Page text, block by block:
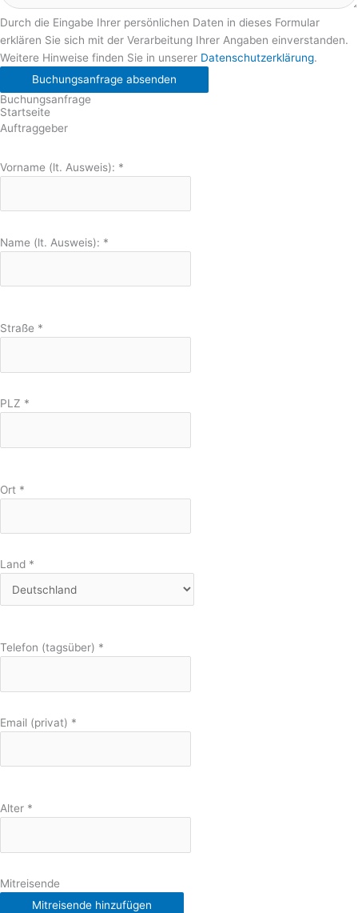
Durch die Eingabe Ihrer persönlichen Daten in dieses Formular
erklären Sie sich mit der Verarbeitung Ihrer Angaben einverstanden.
Weitere Hinweise finden Sie in unserer Datenschutzerklärung.
Buchungsanfrage absenden
Buchungsanfrage
Startseite
Auftraggeber
Vorname (lt. Ausweis): *
Name (lt. Ausweis): *
Straße *
PLZ *
Ort *
Land *
Telefon (tagsüber) *
Email (privat) *
Alter *
Mitreisende
Mitreisende hinzufügen